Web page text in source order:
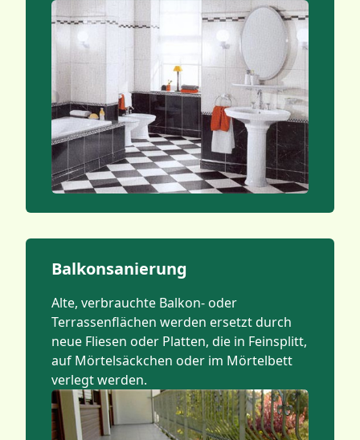
Balkonsanierung
Alte, verbrauchte Balkon- oder
Terrassenflächen werden ersetzt durch
neue Fliesen oder Platten, die in Feinsplitt,
auf Mörtelsäckchen oder im Mörtelbett
verlegt werden.